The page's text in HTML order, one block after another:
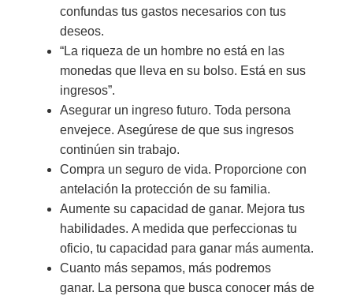
confundas tus gastos necesarios con tus
deseos.
“La riqueza de un hombre no está en las
monedas que lleva en su bolso. Está en sus
ingresos”.
Asegurar un ingreso futuro. Toda persona
envejece. Asegúrese de que sus ingresos
continúen sin trabajo.
Compra un seguro de vida. Proporcione con
antelación la protección de su familia.
Aumente su capacidad de ganar. Mejora tus
habilidades. A medida que perfeccionas tu
oficio, tu capacidad para ganar más aumenta.
Cuanto más sepamos, más podremos
ganar. La persona que busca conocer más de